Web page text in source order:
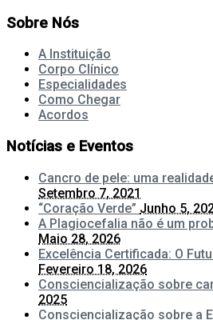
Sobre Nós
A Instituição
Corpo Clínico
Especialidades
Como Chegar
Acordos
Notícias e Eventos
Cancro de pele: uma
Setembro 7, 2021
“Coração Verde” Junho 5,
A Plagiocefalia não é um
Maio 28, 2026
Excelência Certificada: O
Fevereiro 18, 2026
Consciencialização sobre
2025
Consciencialização sobre a